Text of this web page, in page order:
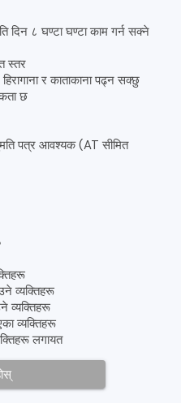
दिन ८ घण्टा घण्टा काम गर्न सक्ने
स्तर
र काताकाना पढ्न सक्छु
छ
पत्र आवश्यक (AT सीमित
व्यक्तिहरू
व्यक्तिहरू
व्यक्तिहरू
लगायत